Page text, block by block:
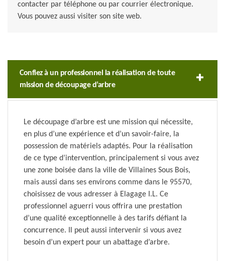
contacter par téléphone ou par courrier électronique.
Vous pouvez aussi visiter son site web.
Confiez à un professionnel la réalisation de toute
mission de découpage d’arbre
Le découpage d’arbre est une mission qui nécessite,
en plus d’une expérience et d’un savoir-faire, la
possession de matériels adaptés. Pour la réalisation
de ce type d’intervention, principalement si vous avez
une zone boisée dans la ville de Villaines Sous Bois,
mais aussi dans ses environs comme dans le 95570,
choisissez de vous adresser à Elagage I.L. Ce
professionnel aguerri vous offrira une prestation
d’une qualité exceptionnelle à des tarifs défiant la
concurrence. Il peut aussi intervenir si vous avez
besoin d’un expert pour un abattage d’arbre.